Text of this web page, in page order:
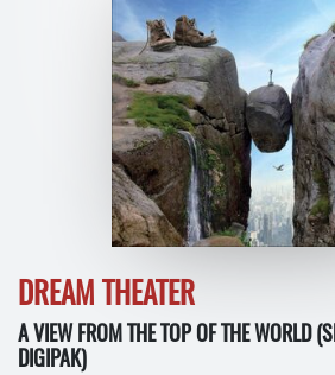
DREAM THEATER
A VIEW FROM THE TOP OF THE WORLD
DIGIPAK)